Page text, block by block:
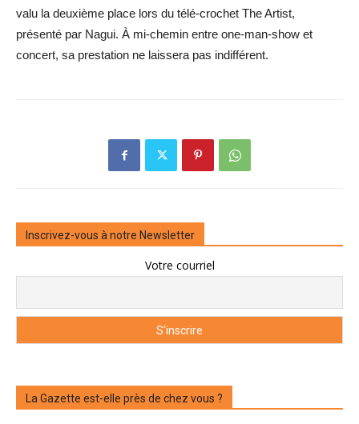
valu la deuxième place lors du télé-crochet The Artist,
présenté par Nagui. À mi-chemin entre one-man-show et
concert, sa prestation ne laissera pas indifférent.
Inscrivez-vous à notre Newsletter
Votre courriel
La Gazette est-elle près de chez vous ?